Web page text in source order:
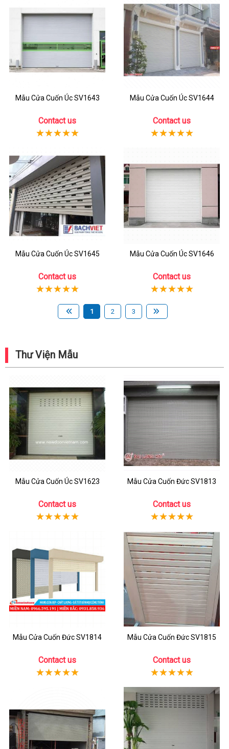
Mẫu Cửa Cuốn Úc SV1643
Contact us
Mẫu Cửa Cuốn Úc SV1644
Contact us
Mẫu Cửa Cuốn Úc SV1645
Contact us
Mẫu Cửa Cuốn Úc SV1646
Contact us
1 2 3
Thư Viện Mẫu
Mẫu Cửa Cuốn Úc SV1623
Contact us
Mẫu Cửa Cuốn Đức SV1813
Contact us
Mẫu Cửa Cuốn Đức SV1814
Contact us
Mẫu Cửa Cuốn Đức SV1815
Contact us